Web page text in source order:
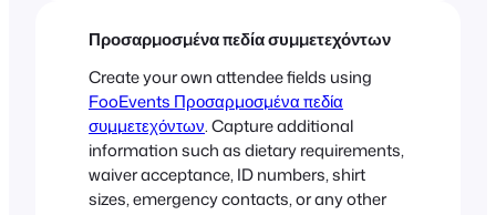
Προσαρμοσμένα πεδία συμμετεχόντων
Create your own attendee fields using
FooEvents Προσαρμοσμένα πεδία
συμμετεχόντων. Capture additional
information such as dietary requirements,
waiver acceptance, ID numbers, shirt
sizes, emergency contacts, or any other